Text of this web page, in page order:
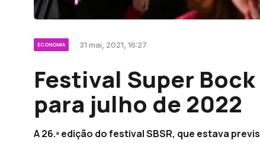
ECONOMIA 31 mai, 2021, 16:27
Festival Super
para julho de 2022
A 26.ª edição do festival SBSR, que estava